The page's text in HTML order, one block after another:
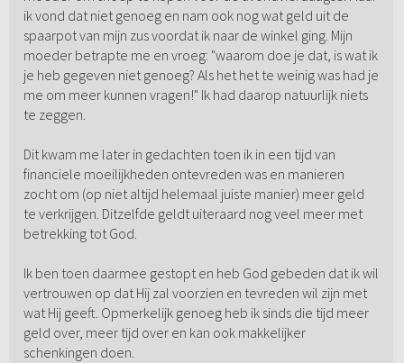
ik vond dat niet genoeg en nam ook nog wat geld uit de
spaarpot van mijn zus voordat ik naar de winkel ging. Mijn
moeder betrapte me en vroeg: "waarom doe je dat, is wat ik
je heb gegeven niet genoeg? Als het het te weinig was had je
me om meer kunnen vragen!" Ik had daarop natuurlijk niets
te zeggen.
Dit kwam me later in gedachten toen ik in een tijd van
financiele moeilijkheden ontevreden was en manieren
zocht om (op niet altijd helemaal juiste manier) meer geld
te verkrijgen. Ditzelfde geldt uiteraard nog veel meer met
betrekking tot God.
Ik ben toen daarmee gestopt en heb God gebeden dat ik wil
vertrouwen op dat Hij zal voorzien en tevreden wil zijn met
wat Hij geeft. Opmerkelijk genoeg heb ik sinds die tijd meer
geld over, meer tijd over en kan ook makkelijker
schenkingen doen.